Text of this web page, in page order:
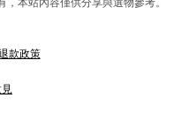
本站內容僅供分享與選物參考。
款政策